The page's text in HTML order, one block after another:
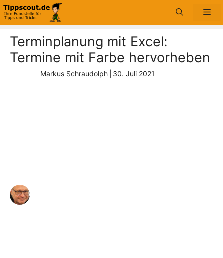
Zum
Inhalt
Terminplanung mit Excel:
Termine mit Farbe hervorheben
Markus Schraudolph 30. Juli 2021